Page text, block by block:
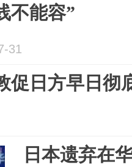
不能容”
31
促日方早日彻
日本遗弃在